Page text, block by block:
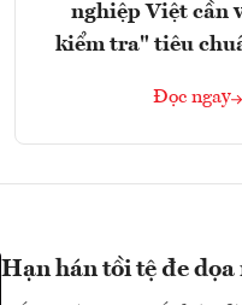
nghiệp Việt cần
kiểm tra" tiêu
Đọc ngay
Hạn hán tồi tệ đe